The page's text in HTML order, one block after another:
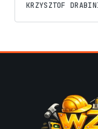
KRZYSZTOF